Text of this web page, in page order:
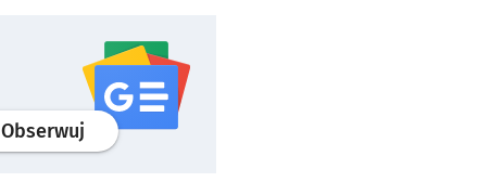
Obserwuj profilgoogle news